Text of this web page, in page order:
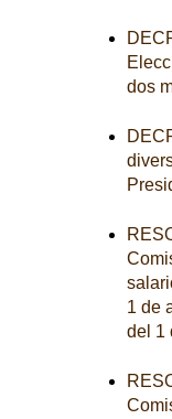
dos
1 de
del 1